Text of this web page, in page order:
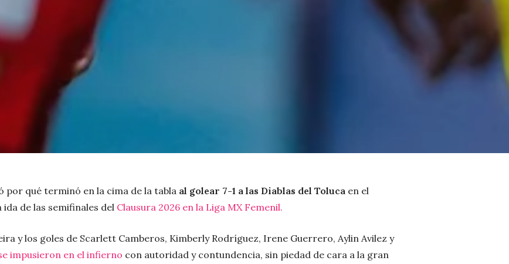
por qué terminó en la cima de la tabla al golear 7-1 a las Diablas del Toluca en el
de las semifinales del Clausura 2026 en la Liga MX Femenil.
y los goles de Scarlett Camberos, Kimberly Rodríguez, Irene Guerrero, Aylin Avilez y
impusieron en el infierno con autoridad y contundencia, sin piedad de cara a la gran